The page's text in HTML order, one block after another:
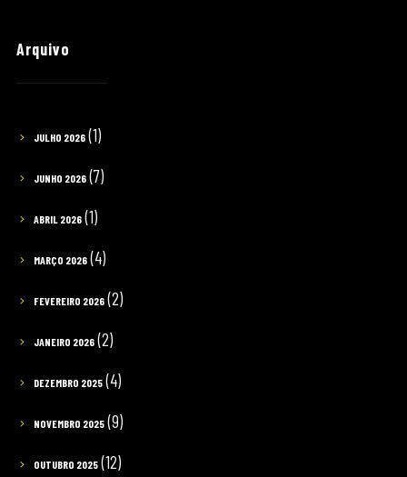
Arquivo
JULHO 2026(1)
JUNHO 2026(7)
ABRIL 2026(1)
MARÇO 2026(4)
FEVEREIRO 2026(2)
JANEIRO 2026(2)
DEZEMBRO 2025(4)
NOVEMBRO 2025(9)
OUTUBRO 2025(12)